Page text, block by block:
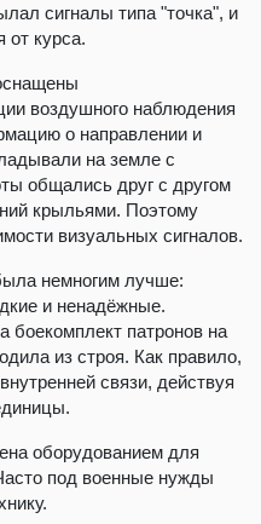
сигналы типа "точка", и
от курса.
воздушного наблюдения
о направлении и
на земле с
общались друг с другом
крыльями. Поэтому
визуальных сигналов.
немногим лучше:
и ненадёжные.
боекомплект патронов на
из строя. Как правило,
связи, действуя
оборудованием для
под военные нужды